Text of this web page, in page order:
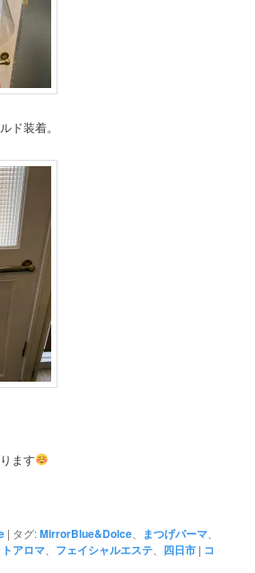
ド装着。
ます
| タグ:MirrorBlue&Dolce まつげパーマ
アロマ フェイシャルエステ 四日市 | コ